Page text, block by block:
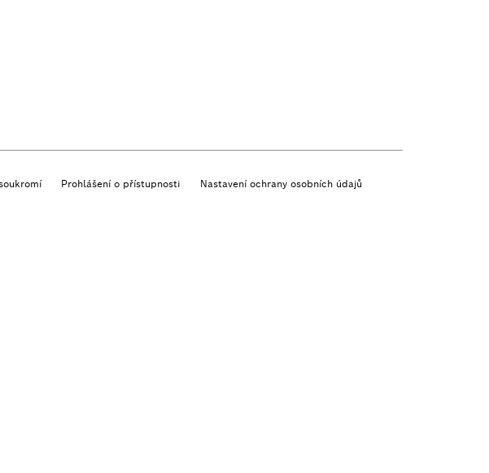
Prohlášení o přístupnosti Nastavení ochrany osobních údajů